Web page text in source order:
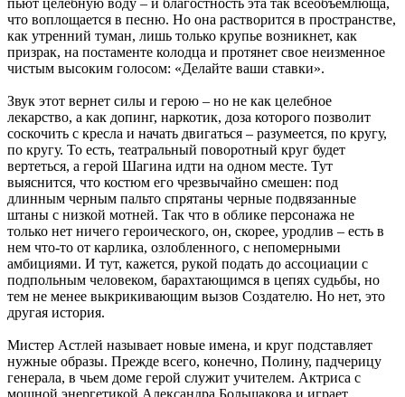
пьют целебную воду – и благостность эта так всеобъемлюща,
что воплощается в песню. Но она растворится в пространстве,
как утренний туман, лишь только крупье возникнет, как
призрак, на постаменте колодца и протянет свое неизменное
чистым высоким голосом: «Делайте ваши ставки».
Звук этот вернет силы и герою – но не как целебное
лекарство, а как допинг, наркотик, доза которого позволит
соскочить с кресла и начать двигаться – разумеется, по кругу,
по кругу. То есть, театральный поворотный круг будет
вертеться, а герой Шагина идти на одном месте. Тут
выяснится, что костюм его чрезвычайно смешен: под
длинным черным пальто спрятаны черные подвязанные
штаны с низкой мотней. Так что в облике персонажа не
только нет ничего героического, он, скорее, уродлив – есть в
нем что-то от карлика, озлобленного, с непомерными
амбициями. И тут, кажется, рукой подать до ассоциации с
подпольным человеком, барахтающимся в цепях судьбы, но
тем не менее выкрикивающим вызов Создателю. Но нет, это
другая история.
Мистер Астлей называет новые имена, и круг подставляет
нужные образы. Прежде всего, конечно, Полину, падчерицу
генерала, в чьем доме герой служит учителем. Актриса с
мощной энергетикой Александра Большакова и играет